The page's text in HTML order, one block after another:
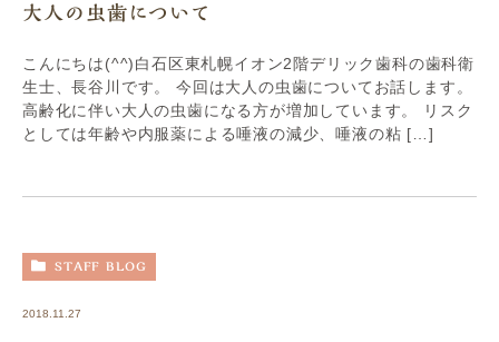
大人の虫歯について
こんにちは(^^)白石区東札幌イオン2階デリック歯科の歯科衛
生士、長谷川です。 今回は大人の虫歯についてお話します。
高齢化に伴い大人の虫歯になる方が増加しています。 リスク
としては年齢や内服薬による唾液の減少、唾液の粘 […]
STAFF BLOG
2018.11.27